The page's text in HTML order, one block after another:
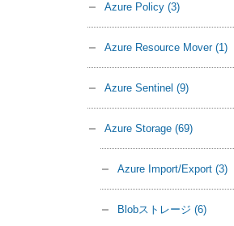
Azure Policy (3)
Azure Resource Mover (1)
Azure Sentinel (9)
Azure Storage (69)
Azure Import/Export (3)
Blobストレージ (6)